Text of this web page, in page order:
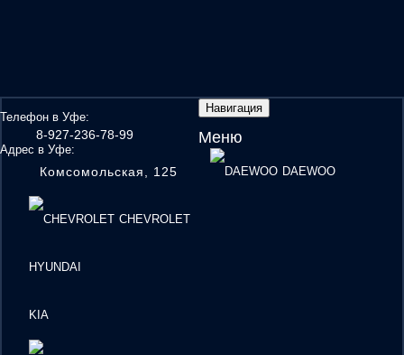
Телефон в Уфе:
8-927-236-78-99
Адрес в Уфе:
Комсомольская, 125
Навигация
Меню
DAEWOO
CHEVROLET
HYUNDAI
KIA